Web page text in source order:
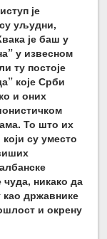
је
уљудни,
је баш у
у извесном
ту постоје
које Срби
и оних
То што их
су уместо
никако да
као државнике
и окрену